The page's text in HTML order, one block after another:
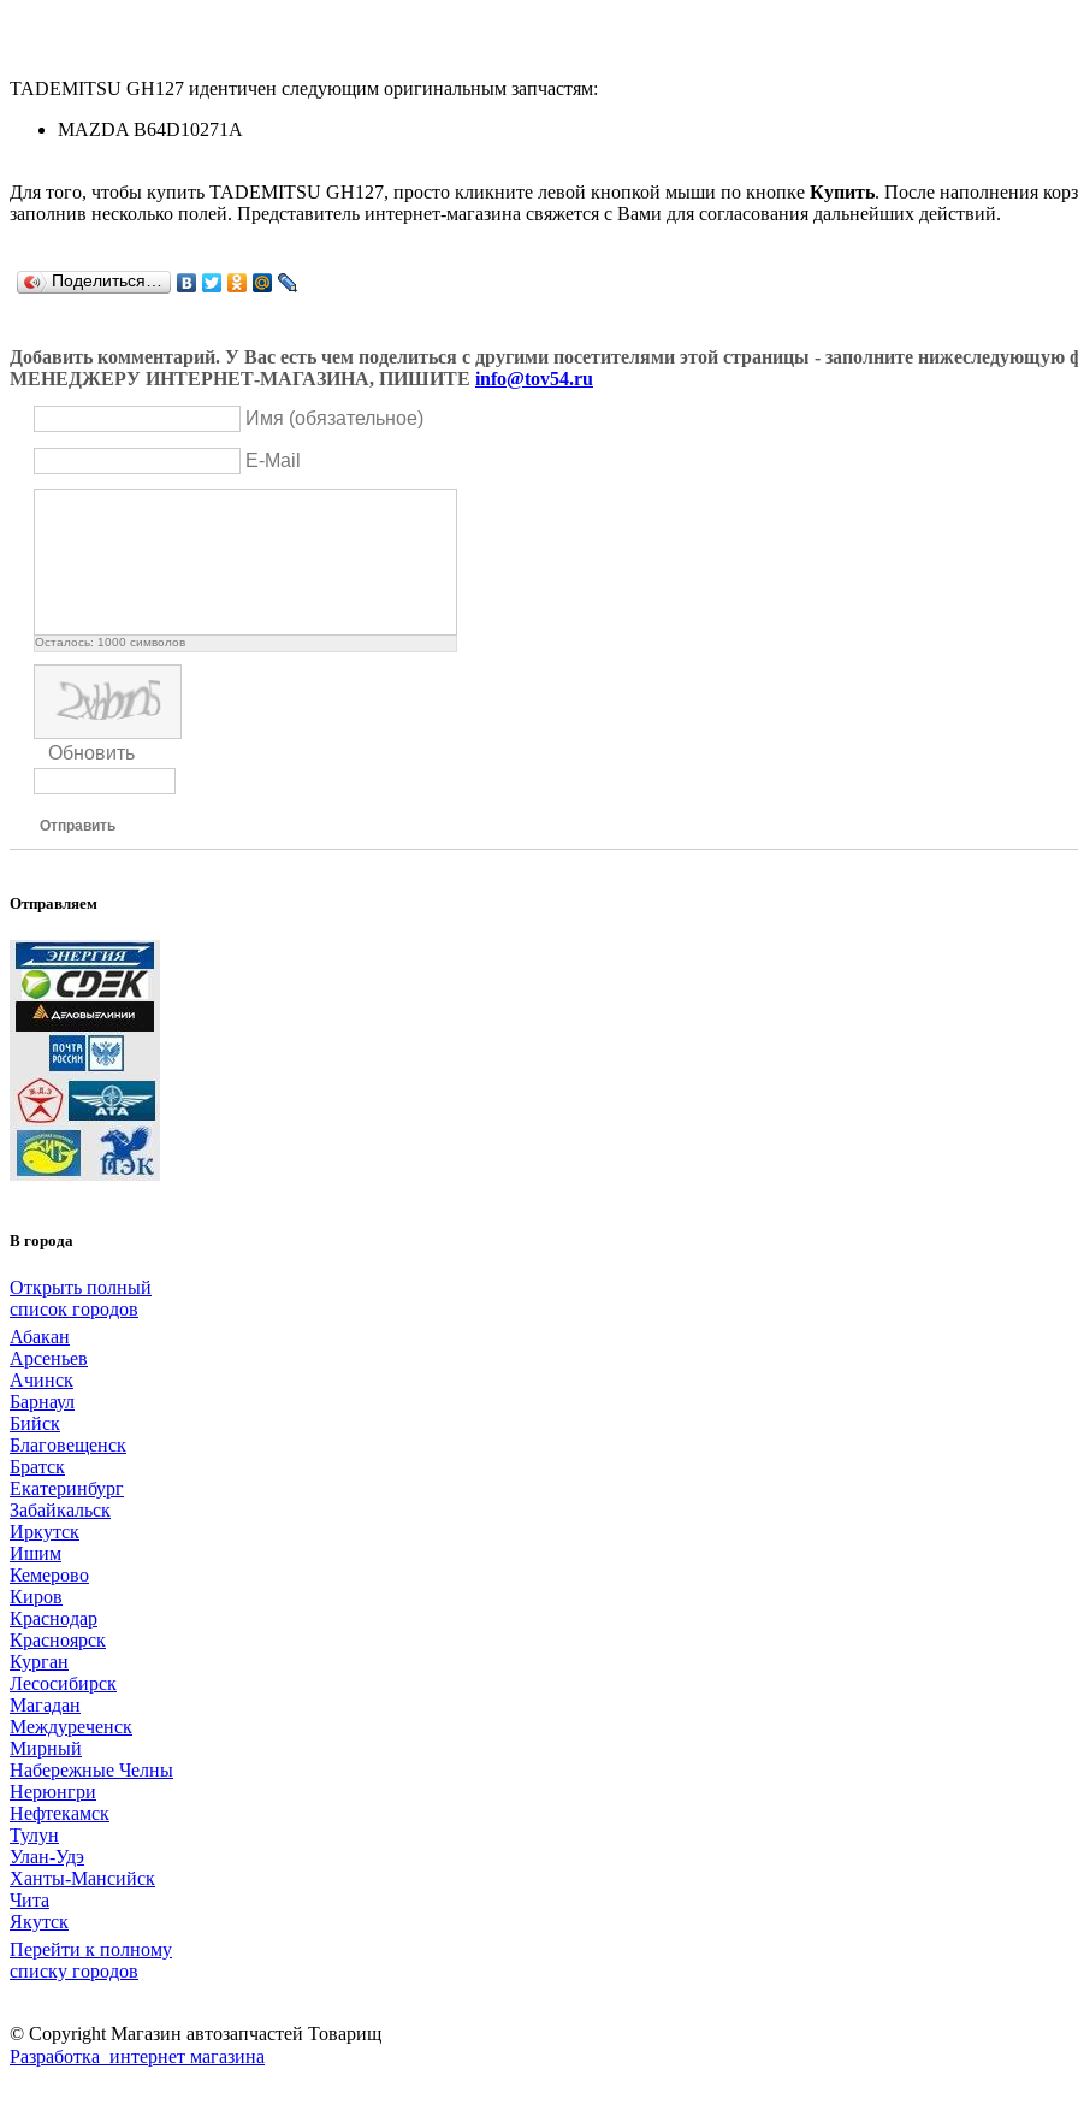
TADEMITSU GH127 идентичен следующим оригинальным запчастям:
MAZDA B64D10271A
Для того, чтобы купить TADEMITSU GH127, просто кликните левой кнопкой мыши по кнопке Купить. После наполнения
заполнив несколько полей. Представитель интернет-магазина свяжется с Вами для согласования дальнейших действий.
Поделиться…
Добавить комментарий. У Вас есть чем поделиться с другими посетителями этой страницы - заполните
МЕНЕДЖЕРУ ИНТЕРНЕТ-МАГАЗИНА, ПИШИТЕ info@tov54.ru
Имя (обязательное)
E-Mail
Осталось: 1000 символов
Обновить
Отправить
Отправляем
В города
Открыть полный
список городов
Абакан
Арсеньев
Ачинск
Барнаул
Бийск
Благовещенск
Братск
Екатеринбург
Забайкальск
Иркутск
Ишим
Кемерово
Киров
Краснодар
Красноярск
Курган
Лесосибирск
Магадан
Междуреченск
Мирный
Набережные Челны
Нерюнгри
Нефтекамск
Тулун
Улан-Удэ
Ханты-Мансийск
Чита
Якутск
Перейти к полному
списку городов
© Copyright Магазин автозапчастей Товарищ
Разработка интернет магазина